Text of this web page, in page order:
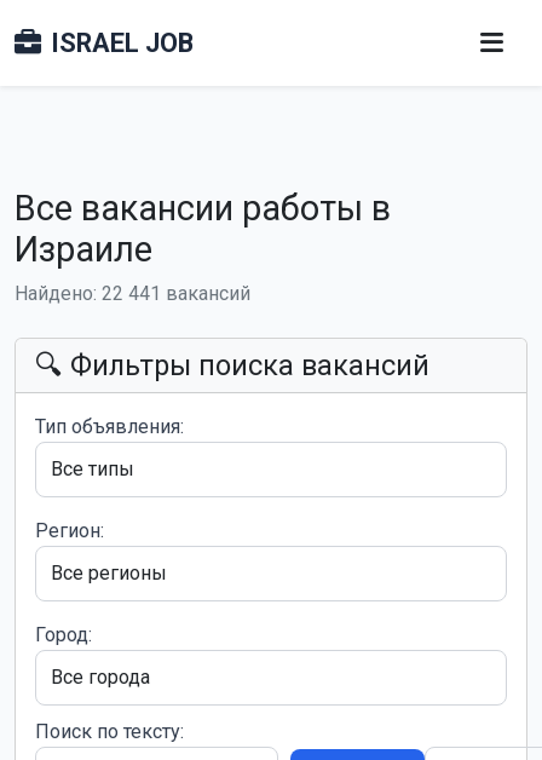
ISRAEL JOB
Все вакансии работы в
Израиле
Найдено: 22 441 вакансий
🔍 Фильтры поиска вакансий
Тип объявления:
Регион:
Город:
Поиск по тексту: